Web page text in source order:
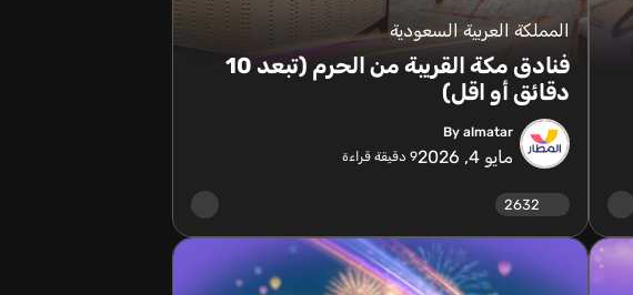
المملكة العربية السعودية
فنادق مكة القريبة من الحرم (تبعد 10
دقائق أو اقل)
By almatar
مايو 4, 2026 9دقيقة قراءة